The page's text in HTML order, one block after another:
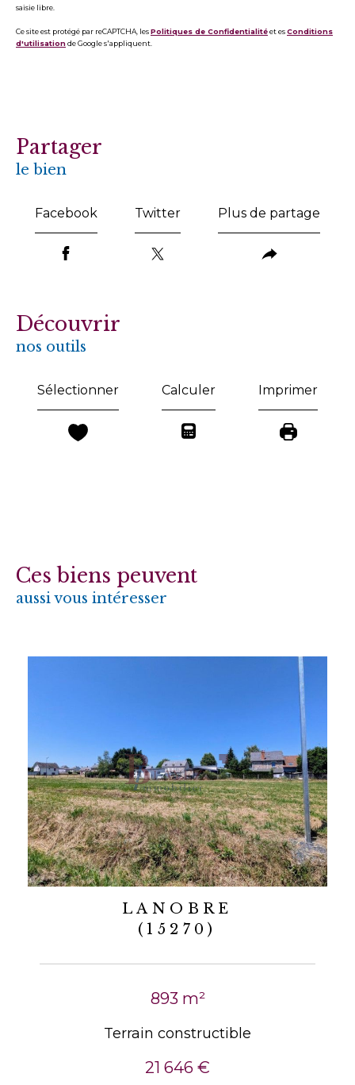
saisie libre.
Ce site est protégé par reCAPTCHA, lesPolitiques de Confidentialitéet esConditions
d'utilisationde Google s'appliquent.
partager
le bien
Facebook Twitter Plus de partage
découvrir
nos outils
Sélectionner Calculer Imprimer
Ces biens peuvent
aussi vous intéresser
LANOBRE
(15270)
893 m²
Terrain constructible
21 646 €